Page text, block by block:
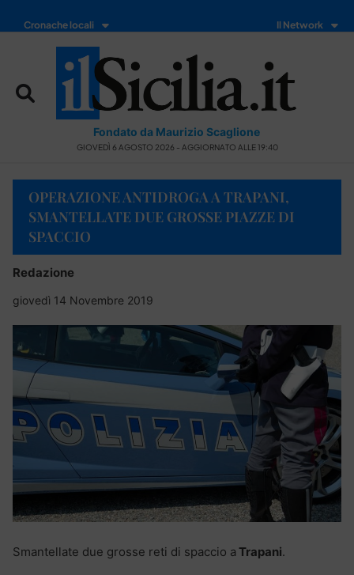
Cronache locali Il Network
Fondato da Maurizio Scaglione
GIOVEDÌ 6 AGOSTO 2026 - AGGIORNATO ALLE 19:40
OPERAZIONE ANTIDROGA A TRAPANI,
SMANTELLATE DUE GROSSE PIAZZE DI
SPACCIO
Redazione
giovedì 14 Novembre 2019
Smantellate due grosse reti di spaccio a Trapani.